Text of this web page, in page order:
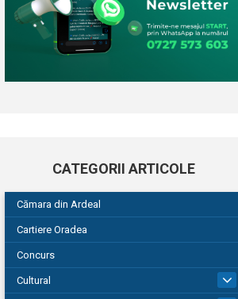
CATEGORII ARTICOLE
Cămara din Ardeal
Cartiere Oradea
Concurs
Cultural